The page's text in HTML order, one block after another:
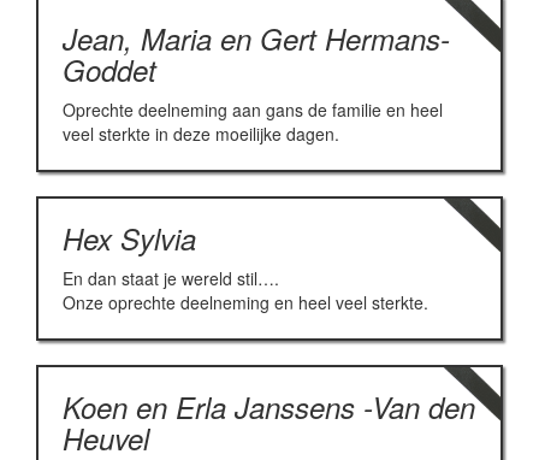
Jean, Maria en Gert Hermans-
Goddet
Oprechte deelneming aan gans de familie en heel
veel sterkte in deze moeilijke dagen.
Hex Sylvia
En dan staat je wereld stil….
Onze oprechte deelneming en heel veel sterkte.
Koen en Erla Janssens -Van den
Heuvel